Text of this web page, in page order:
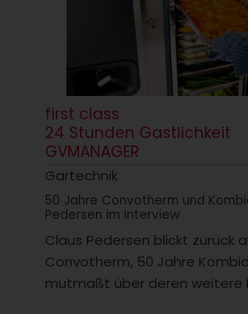
first class
24 Stunden Gastlichkeit
GVMANAGER
Gartechnik
50 Jahre Convotherm und
Pedersen im Interview
Claus Pedersen blickt zurück
Convotherm, 50 Jahre
mutmaßt über deren weitere